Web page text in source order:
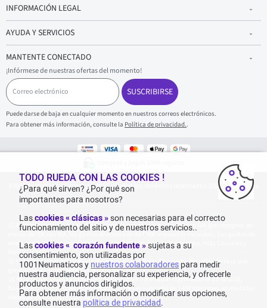
INFORMACIÓN LEGAL
AYUDA Y SERVICIOS
MANTENTE CONECTADO
¡Infórmese de nuestras ofertas del momento!
C
o
r
r
e
o
l
SUSCRIBIRSE
Puede darse de baja en cualquier momento en nuestros correos electrónicos.
Para obtener más información, consulte la Política de privacidad..
1001Neumaticos - Copyright 2025 - Todos los derechos reservados 1001Neumaticos
Entrega gratuita: por cualquier compra superior o igual a 70€ con IVA (por compras de
menos de 70€ con IVA, los gastos de envío son de 7,90€ impuestos incluidos). Los gastos de
envío son de 120€ por paquete, para Islas Baleares, Isla de Formentera, Islas Canarias y
Melilla y Ceuta.
La tarifa actual del catálogo del fabricante no tiene descuento. No refleja la tasa que
generalmente se encuentra en el sitio web.
Agregación de las valoraciones de Opiniones Verificadas registradas el 23/02/2026,
basada en 861 opiniones de los últimos 12 meses y un total de 1 459 opiniones acumuladas
desde 06/08/2015 para España.
TODO RUEDA CON LAS COOKIES !
¿Para qué sirven? ¿Por qué son
importantes para nosotros?
Lascookies « clásicas »son necesarias para el correcto
funcionamiento del sitio y de nuestros servicios..
Lascookies « corazón fundente » sujetas a su
consentimiento, son utilizadas por
1001Neumaticos y nuestros colaboradores para medir
nuestra audiencia, personalizar su experiencia, y ofrecerle
productos y anuncios dirigidos.
Para obtener más información o modificar sus opciones,
consulte nuestra política de privacidad.